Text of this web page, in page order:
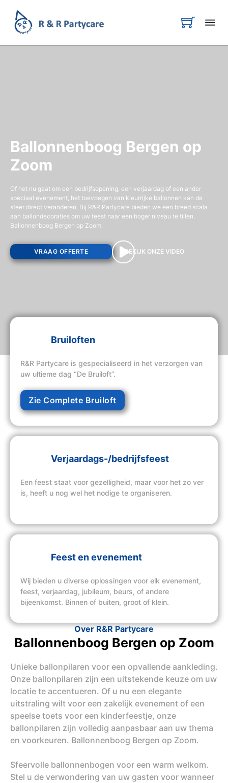
Ballonnenboog Bergen op
Zoom
Of het nu gaat om een bedrijfsopening, een verjaardag of een ander
speciaal evenement, het toevoegen van kleurrijke ballonnen kan de
sfeer direct veranderen. Bij R&R Partycare bieden we een breed scala
aan ballondecoraties om uw feest naar een hoger niveau te tillen.
Ballonnenboog Bergen op Zoom.
VRAAG OFFERTE BEKIJK ONZE VIDEO
Bruiloften
R&R Partycare is gespecialiseerd in het verzorgen van
uw ultieme dag “De Bruiloft”.
Zie Complete Bruiloft
Verjaardags-/bedrijfsfeest
Een feest staat voor gezelligheid, maar voor het zo ver
is, heeft u nog wel het nodige te organiseren.
Feest en evenement
Wij bieden u diverse oplossingen voor elk evenement,
feest, verjaardag, jubileum, beurs, of andere
bijeenkomst. Binnen of buiten, groot of klein.
Over R&R Partycare
Ballonnenboog Bergen op Zoom
Unieke ballonpilaren voor een opvallende aankleding.
Onze ballonpilaren zijn een uitstekende keuze om uw
locatie te accentueren. Of u nu een elegante
uitstraling wilt voor een zakelijk evenement of een
speelse toets voor een kinderfeestje, onze
ballonpilaren zijn volledig aanpasbaar aan uw thema
en voorkeuren. Ballonnenboog Bergen op Zoom.
Sfeervolle ballonnenbogen voor een warm welkom.
Stel u de verwondering van uw gasten voor wanneer